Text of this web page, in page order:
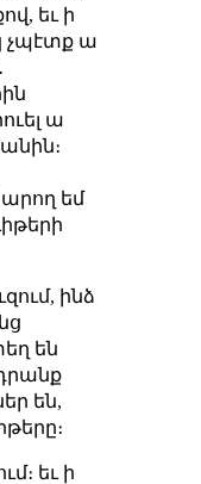
եւ ի
չպէտք ա
ա
եմ
ինձ
են
են,
եւ ի